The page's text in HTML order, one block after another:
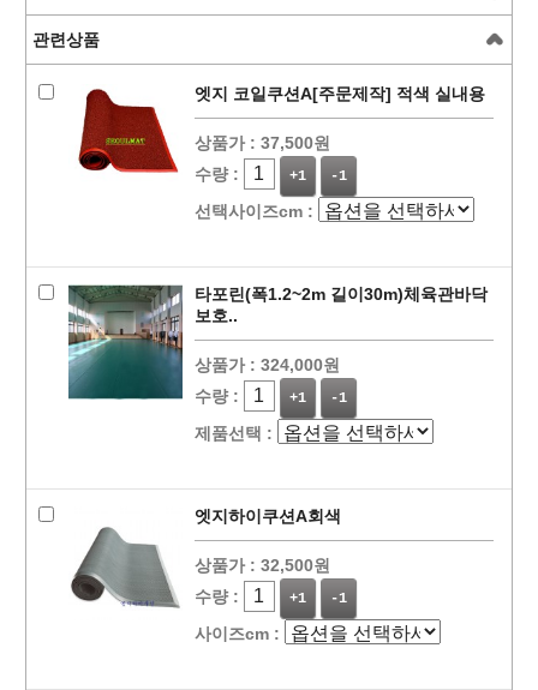
관련상품
엣지 코일쿠션A[주문제작] 적색 실내용
상품가 : 37,500원
수량 :
+1 -1
선택사이즈cm :
타포린(폭1.2~2m 길이30m)체육관바닥
보호..
상품가 : 324,000원
수량 :
+1 -1
제품선택 :
엣지하이쿠션A회색
상품가 : 32,500원
수량 :
+1 -1
사이즈cm :